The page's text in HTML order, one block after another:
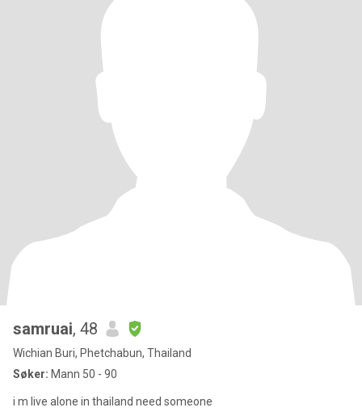
samruai, 48
Wichian Buri, Phetchabun, Thailand
Søker: Mann 50 - 90
i m live alone in thailand need someone